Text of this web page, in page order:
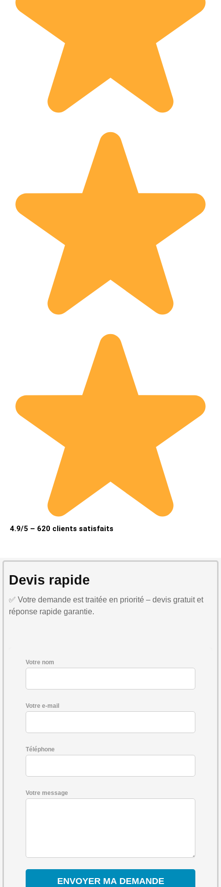
4.9/5 – 620 clients satisfaits
Devis rapide
✅ Votre demande est traitée en priorité – devis gratuit et
réponse rapide garantie.
Votre nom
Votre e-mail
Téléphone
Votre message